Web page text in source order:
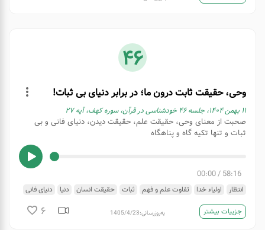
46
وحی، حقیقت ثابت درون ما؛ در برابر دنیای بی ثبات!
۱۱ بهمن ۱۴۰۴، جلسه 46 خودشناسی در قرآن، سوره کهف، آیه 27
صحبت از معنای وحی، حقیقت علم، حقیقت دیدن، دنیای فانی و بی
ثبات و تنها تکیه گاه و پناهگاه
58:16
/
00:00
انتظار اولیاء خدا تفاوت علم و فهم ثبات حقیقت انسان دنیا
دنیای فانی
عقل
علم و سواد
جزییات بیشتر به‌روزرسانی:1405/4/23
6